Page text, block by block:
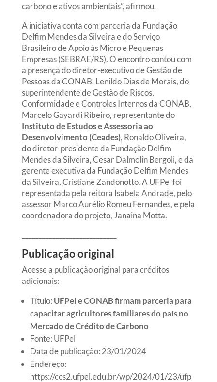
carbono e ativos ambientais”, afirmou.
A iniciativa conta com parceria da Fundação
Delfim Mendes da Silveira e do Serviço
Brasileiro de Apoio às Micro e Pequenas
Empresas (SEBRAE/RS). O encontro contou com
a presença do diretor-executivo de Gestão de
Pessoas da CONAB, Lenildo Dias de Morais, do
superintendente de Gestão de Riscos,
Conformidade e Controles Internos da CONAB,
Marcelo Gayardi Ribeiro, representante do
Instituto de Estudos e Assessoria ao
Desenvolvimento (Ceades), Ronaldo Oliveira,
do diretor-presidente da Fundação Delfim
Mendes da Silveira, Cesar Dalmolin Bergoli, e da
gerente executiva da Fundação Delfim Mendes
da Silveira, Cristiane Zandonotto. A UFPel foi
representada pela reitora Isabela Andrade, pelo
assessor Marco Aurélio Romeu Fernandes, e pela
coordenadora do projeto, Janaina Motta.
Publicação original
Acesse a publicação original para créditos
adicionais:
Título: UFPel e CONAB firmam parceria para
capacitar agricultores familiares do país no
Mercado de Crédito de Carbono
Fonte: UFPel
Data de publicação: 23/01/2024
Endereço:
https://ccs2.ufpel.edu.br/wp/2024/01/23/ufp